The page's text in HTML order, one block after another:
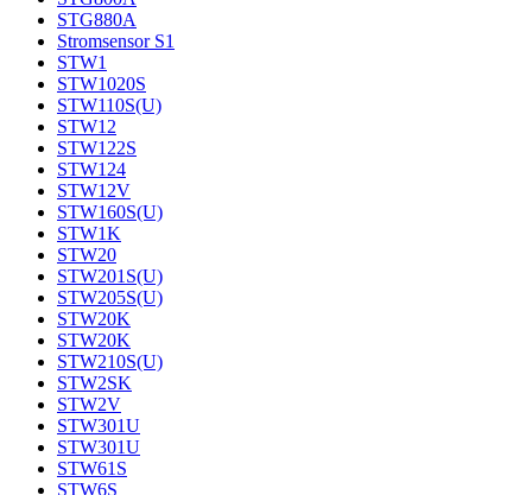
STG880A
Stromsensor S1
STW1
STW1020S
STW110S(U)
STW12
STW122S
STW124
STW12V
STW160S(U)
STW1K
STW20
STW201S(U)
STW205S(U)
STW20K
STW20K
STW210S(U)
STW2SK
STW2V
STW301U
STW301U
STW61S
STW6S